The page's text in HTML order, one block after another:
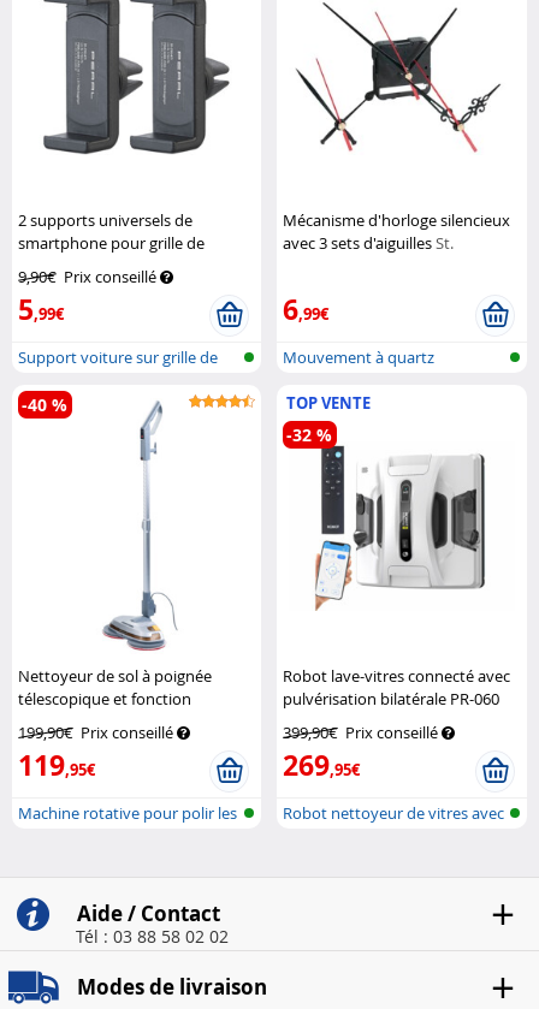
2 supports universels de
smartphone pour grille de
9,90€ Prix conseillé
5,99€
Support voiture sur grille de
venti...
Mécanisme d'horloge silencieux
avec 3 sets d'aiguillesSt.
6,99€
Mouvement à quartz
Nettoyeur de sol à poignée
télescopique et fonction
pulvérisation FPM-700Sichler
Haushaltsgeräte
199,90€ Prix conseillé
119,95€
-40 %
Machine rotative pour polir les
TOP VENTE
Robot lave-vitres connecté avec
pulvérisation bilatérale PR-060
399,90€ Prix conseillé
269,95€
-32 %
Robot nettoyeur de vitres avec
Aide / Contact
Tél : 03 88 58 02 02
Modes de livraison